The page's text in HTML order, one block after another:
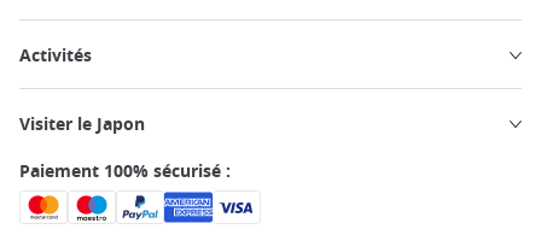
Activités
Visiter le Japon
Paiement 100% sécurisé :